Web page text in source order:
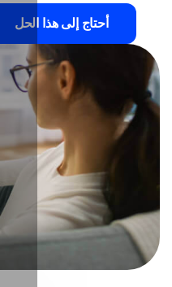
اقرأ حالات أخرى